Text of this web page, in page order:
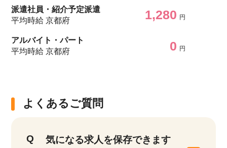
派遣社員・紹介予定派遣
平均時給 京都府
1,280 円
アルバイト・パート
平均時給 京都府
0 円
よくあるご質問
気になる求人を保存できます